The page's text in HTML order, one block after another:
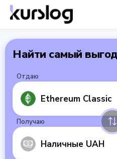
Найти самый
Отдаю
Ethereum Classic
Получаю
Наличные UAH